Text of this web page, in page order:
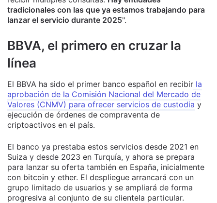
tradicionales con las que ya estamos trabajando para
lanzar el servicio durante 2025".
BBVA, el primero en cruzar la
línea
El BBVA ha sido el primer banco español en recibir la
aprobación de la Comisión Nacional del Mercado de
Valores (CNMV) para ofrecer servicios de custodia y
ejecución de órdenes de compraventa de
criptoactivos en el país.
El banco ya prestaba estos servicios desde 2021 en
Suiza y desde 2023 en Turquía, y ahora se prepara
para lanzar su oferta también en España, inicialmente
con bitcoin y ether. El despliegue arrancará con un
grupo limitado de usuarios y se ampliará de forma
progresiva al conjunto de su clientela particular.